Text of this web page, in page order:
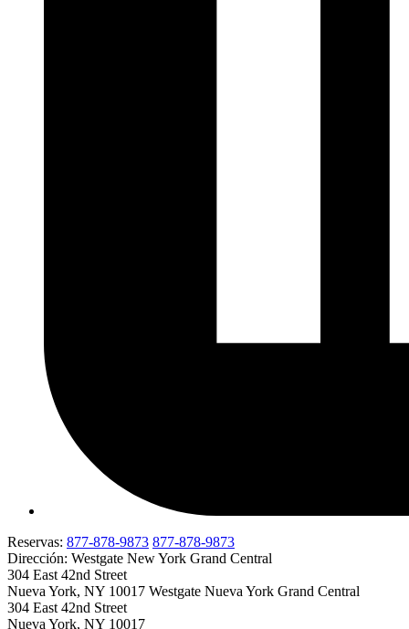
Reservas: 877-878-9873 877-878-9873
Dirección: Westgate New York Grand Central
304 East 42nd Street
Nueva York, NY 10017 Westgate Nueva York Grand Central
304 East 42nd Street
Nueva York, NY 10017